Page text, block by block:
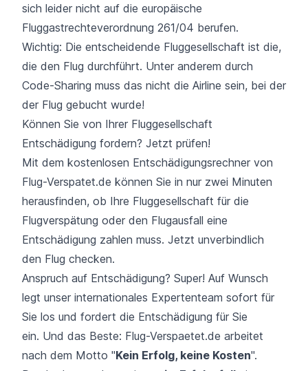
sich leider nicht auf die europäische
Fluggastrechteverordnung 261/04 berufen.
Wichtig: Die entscheidende Fluggesellschaft ist die,
die den Flug durchführt. Unter anderem durch
Code-Sharing muss das nicht die Airline sein, bei der
der Flug gebucht wurde!
Können Sie von Ihrer Fluggesellschaft
Entschädigung fordern? Jetzt prüfen!
Mit dem kostenlosen Entschädigungsrechner von
Flug-Verspatet.de können Sie in nur zwei Minuten
herausfinden, ob Ihre Fluggesellschaft für die
Flugverspätung oder den Flugausfall eine
Entschädigung zahlen muss. Jetzt unverbindlich
den Flug checken.
Anspruch auf Entschädigung? Super! Auf Wunsch
legt unser internationales Expertenteam sofort für
Sie los und fordert die Entschädigung für Sie
ein. Und das Beste: Flug-Verspaetet.de arbeitet
nach dem Motto "Kein Erfolg, keine Kosten".